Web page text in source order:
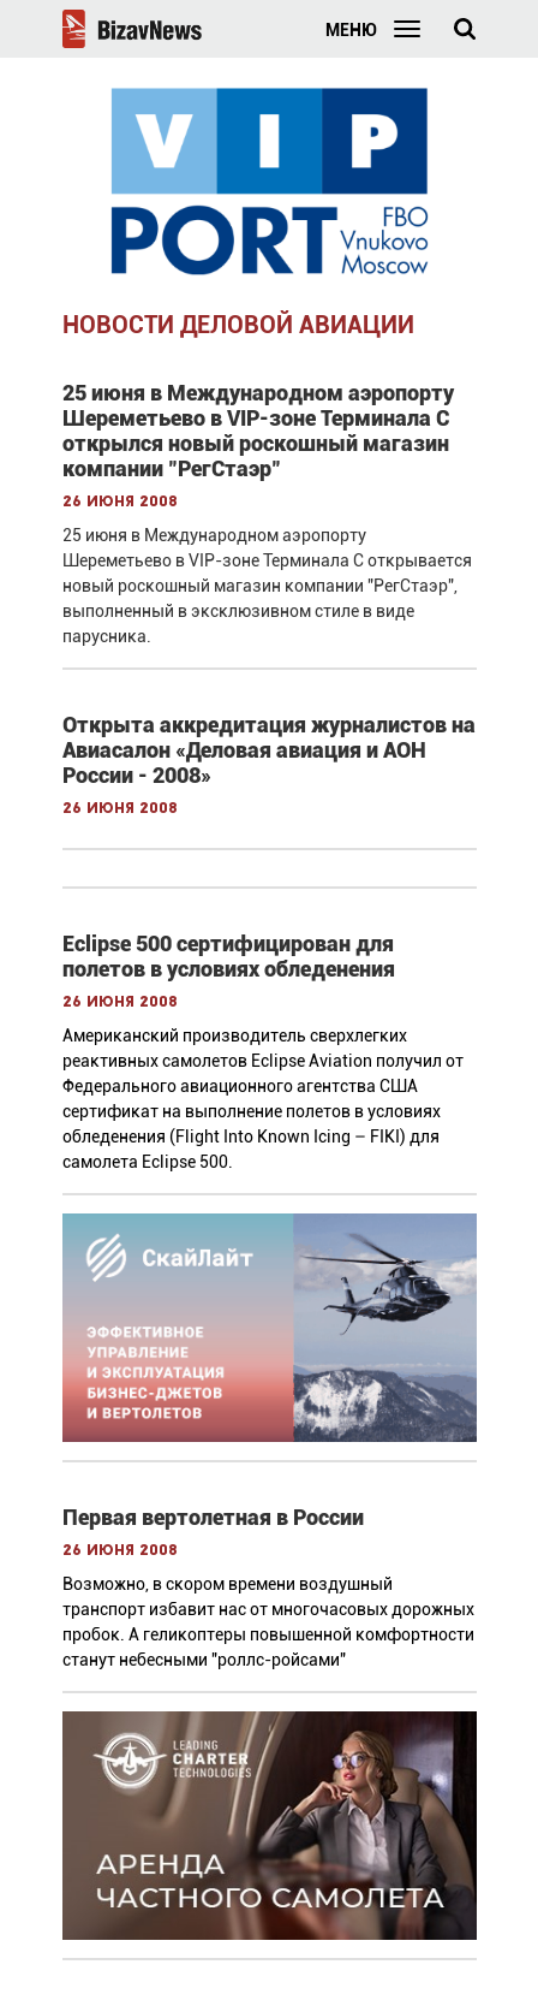
МЕНЮ
НОВОСТИ ДЕЛОВОЙ АВИАЦИИ
25 июня в Международном аэропорту
Шереметьево в VIP-зоне Терминала С
открылся новый роскошный магазин
компании "РегСтаэр"
26 июня 2008
25 июня в Международном аэропорту
Шереметьево в VIP-зоне Терминала С открывается
новый роскошный магазин компании "РегСтаэр",
выполненный в эксклюзивном стиле в виде
парусника.
Открыта аккредитация журналистов на
Авиасалон «Деловая авиация и АОН
России - 2008»
26 июня 2008
Eclipse 500 сертифицирован для
полетов в условиях обледенения
26 июня 2008
Американский производитель сверхлегких
реактивных самолетов Eclipse Aviation получил от
Федерального авиационного агентства США
сертификат на выполнение полетов в условиях
обледенения (Flight Into Known Icing – FIKI) для
самолета Eclipse 500.
Первая вертолетная в России
26 июня 2008
Возможно, в скором времени воздушный
транспорт избавит нас от многочасовых дорожных
пробок. А геликоптеры повышенной комфортности
станут небесными "роллс-ройсами"